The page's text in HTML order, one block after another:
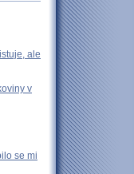
ale
v
se mi